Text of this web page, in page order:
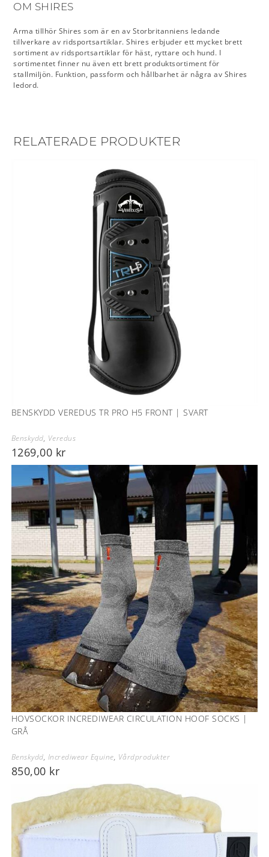
OM SHIRES
Arma tillhör Shires som är en av Storbritanniens ledande
tillverkare av ridsportsartiklar. Shires erbjuder ett mycket brett
sortiment av ridsportsartiklar för häst, ryttare och hund. I
sortimentet finner nu även ett brett produktsortiment för
stallmiljön. Funktion, passform och hållbarhet är några av Shires
ledord.
RELATERADE PRODUKTER
BENSKYDD VEREDUS TR PRO H5 FRONT | SVART
Benskydd, Veredus
1269,00 kr
HOVSOCKOR INCREDIWEAR CIRCULATION HOOF SOCKS |
GRÅ
Benskydd, Incrediwear Equine, Vårdprodukter
850,00 kr